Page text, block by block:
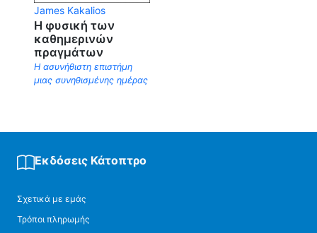
James Kakalios
Η φυσική των
καθημερινών
πραγμάτων
Η ασυνήθιστη επιστήμη
μιας συνηθισμένης ημέρας
Εκδόσεις Κάτοπτρο
Σχετικά με εμάς
Τρόποι πληρωμής